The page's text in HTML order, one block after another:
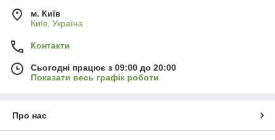
м. Київ
Київ, Україна
Контакти
Сьогодні працює з 09:00 до 20:00
Показати весь графік роботи
Про нас